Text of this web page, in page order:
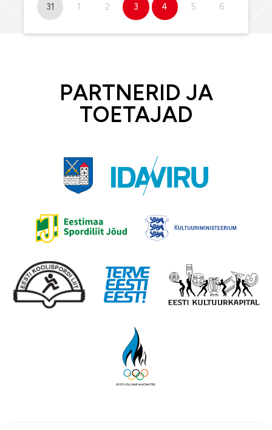
31 1 2 3 4 5 6
PARTNERID JA
TOETAJAD